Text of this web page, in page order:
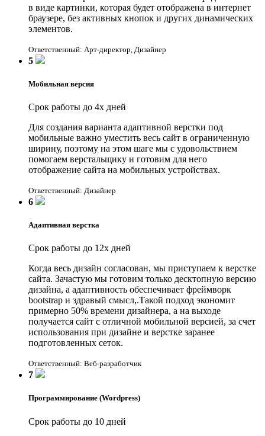
в виде картинки, которая будет отображена в интернет
браузере, без активных кнопок и других динамических
элементов.
Ответственный: Арт-директор, Дизайнер
5
Мобильная версия
Срок работы до 4х дней
Для создания варианта адаптивной верстки под
мобильные важно уместить весь сайт в ограниченную
ширину, поэтому на этом шаге мы с удовольствием
помогаем верстальщику и готовим для него
отображение сайта на мобильных устройствах.
Ответственный: Дизайнер
6
Адаптивная верстка
Срок работы до 12х дней
Когда весь дизайн согласован, мы приступаем к верстке
сайта. Зачастую мы готовим только десктопную версию
дизайна, а адаптивность обеспечивает фреймворк
bootstrap и здравый смысл,.Такой подход экономит
примерно 50% времени дизайнера, а на выходе
получается сайт с отличной мобильной версией, за счет
использования при дизайне и верстке заранее
подготовленных сеток.
Ответственный: Веб-разработчик
7
Программирование (Wordpress)
Срок работы до 10 дней